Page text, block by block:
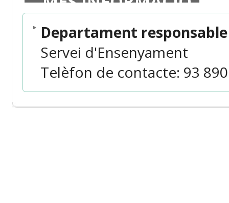
Departament
Servei d'Ensenyament
Telèfon de contacte: 93